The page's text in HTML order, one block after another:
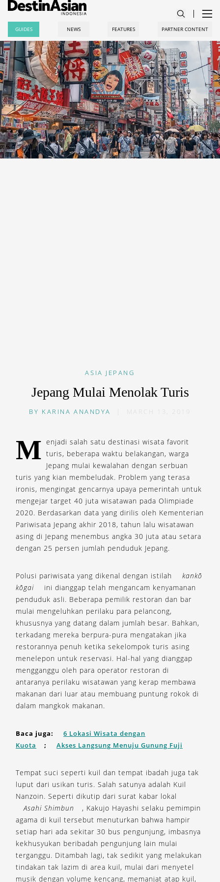
GUIDES NEWS FEATURES PARTNER CONTENT
ASIA JEPANG
Jepang Mulai Menolak Turis
BY KARINA ANANDYA MARCH 13, 2019
M enjadi salah satu destinasi wisata favorit
turis, beberapa waktu belakangan, warga
Jepang mulai kewalahan dengan serbuan
turis yang kian membeludak. Problem yang terasa
ironis, mengingat gencarnya upaya pemerintah untuk
mengejar target 40 juta wisatawan pada Olimpiade
2020. Berdasarkan data yang dirilis oleh Kementerian
Pariwisata Jepang akhir 2018, tahun lalu wisatawan
asing di Jepang menembus angka 30 juta atau setara
dengan 25 persen jumlah penduduk Jepang.
Polusi pariwisata yang dikenal dengan istilah
kankō
kōgai
ini dianggap telah mengancam kenyamanan
penduduk asli. Beberapa pemilik restoran dan bar
mulai mengeluhkan perilaku para pelancong,
khususnya yang datang dalam jumlah besar. Bahkan,
terkadang mereka berpura-pura mengatakan jika
restorannya penuh ketika sekelompok turis asing
menelepon untuk reservasi. Hal-hal yang dianggap
mengganggu oleh para operator restoran di
antaranya perilaku wisatawan yang kerap membawa
makanan dari luar atau membuang puntung rokok di
dalam mangkok makanan.
Baca juga:
6 Lokasi Wisata dengan
Kuota
; Akses Langsung Menuju Gunung Fuji
Tempat suci seperti kuil dan tempat ibadah juga tak
luput dari usikan turis. Salah satunya adalah Kuil
Nanzoin. Seperti dikutip dari surat kabar lokal
Asahi Shimbun
, Kakujo Hayashi selaku pemimpin
agama di kuil tersebut menuturkan bahwa hampir
setiap hari ada sekitar 30 bus pengunjung, imbasnya
kekhusyukan beribadah pengunjung lain mulai
terganggu. Ditambah lagi, tak sedikit yang melakukan
tindakan tak lazim di area kuil, mulai dari menyetel
musik dengan volume kencang, memanjat atap kuil,